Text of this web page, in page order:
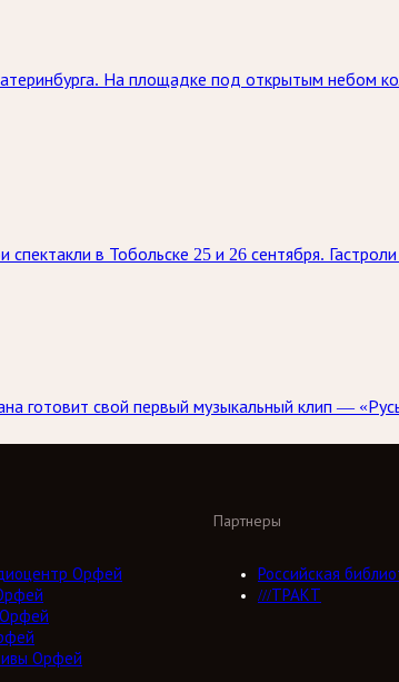
На площадке под открытым небом
спектакли в Тобольске 25 и 26 сентября.
готовит свой первый музыкальный клип —
Орфей
Орфей
Партнеры
Российская
///ТРАКТ